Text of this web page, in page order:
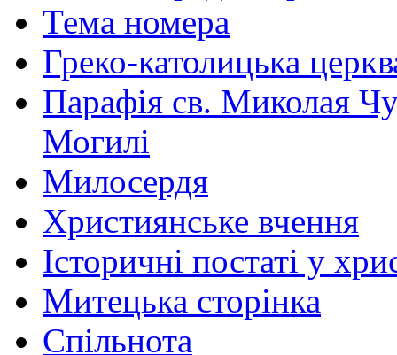
Тема номера
Греко-католицька
Парафія св. Миколая
Могилі
Милосердя
Християнське вчення
Історичні постаті у
Митецька сторінка
Спільнота